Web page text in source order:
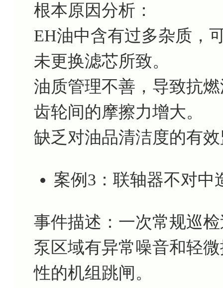
根本原因分析：
EH油中含有过多杂质，
未更换滤芯所致。
油质管理不善，导致抗
齿轮间的摩擦力增大。
缺乏对油品清洁度的有
案例3：联轴器不对中
事件描述：一次常规巡
泵区域有异常噪音和轻
性的机组跳闸。